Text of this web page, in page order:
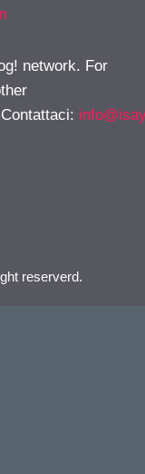
network. For
:
reserverd.